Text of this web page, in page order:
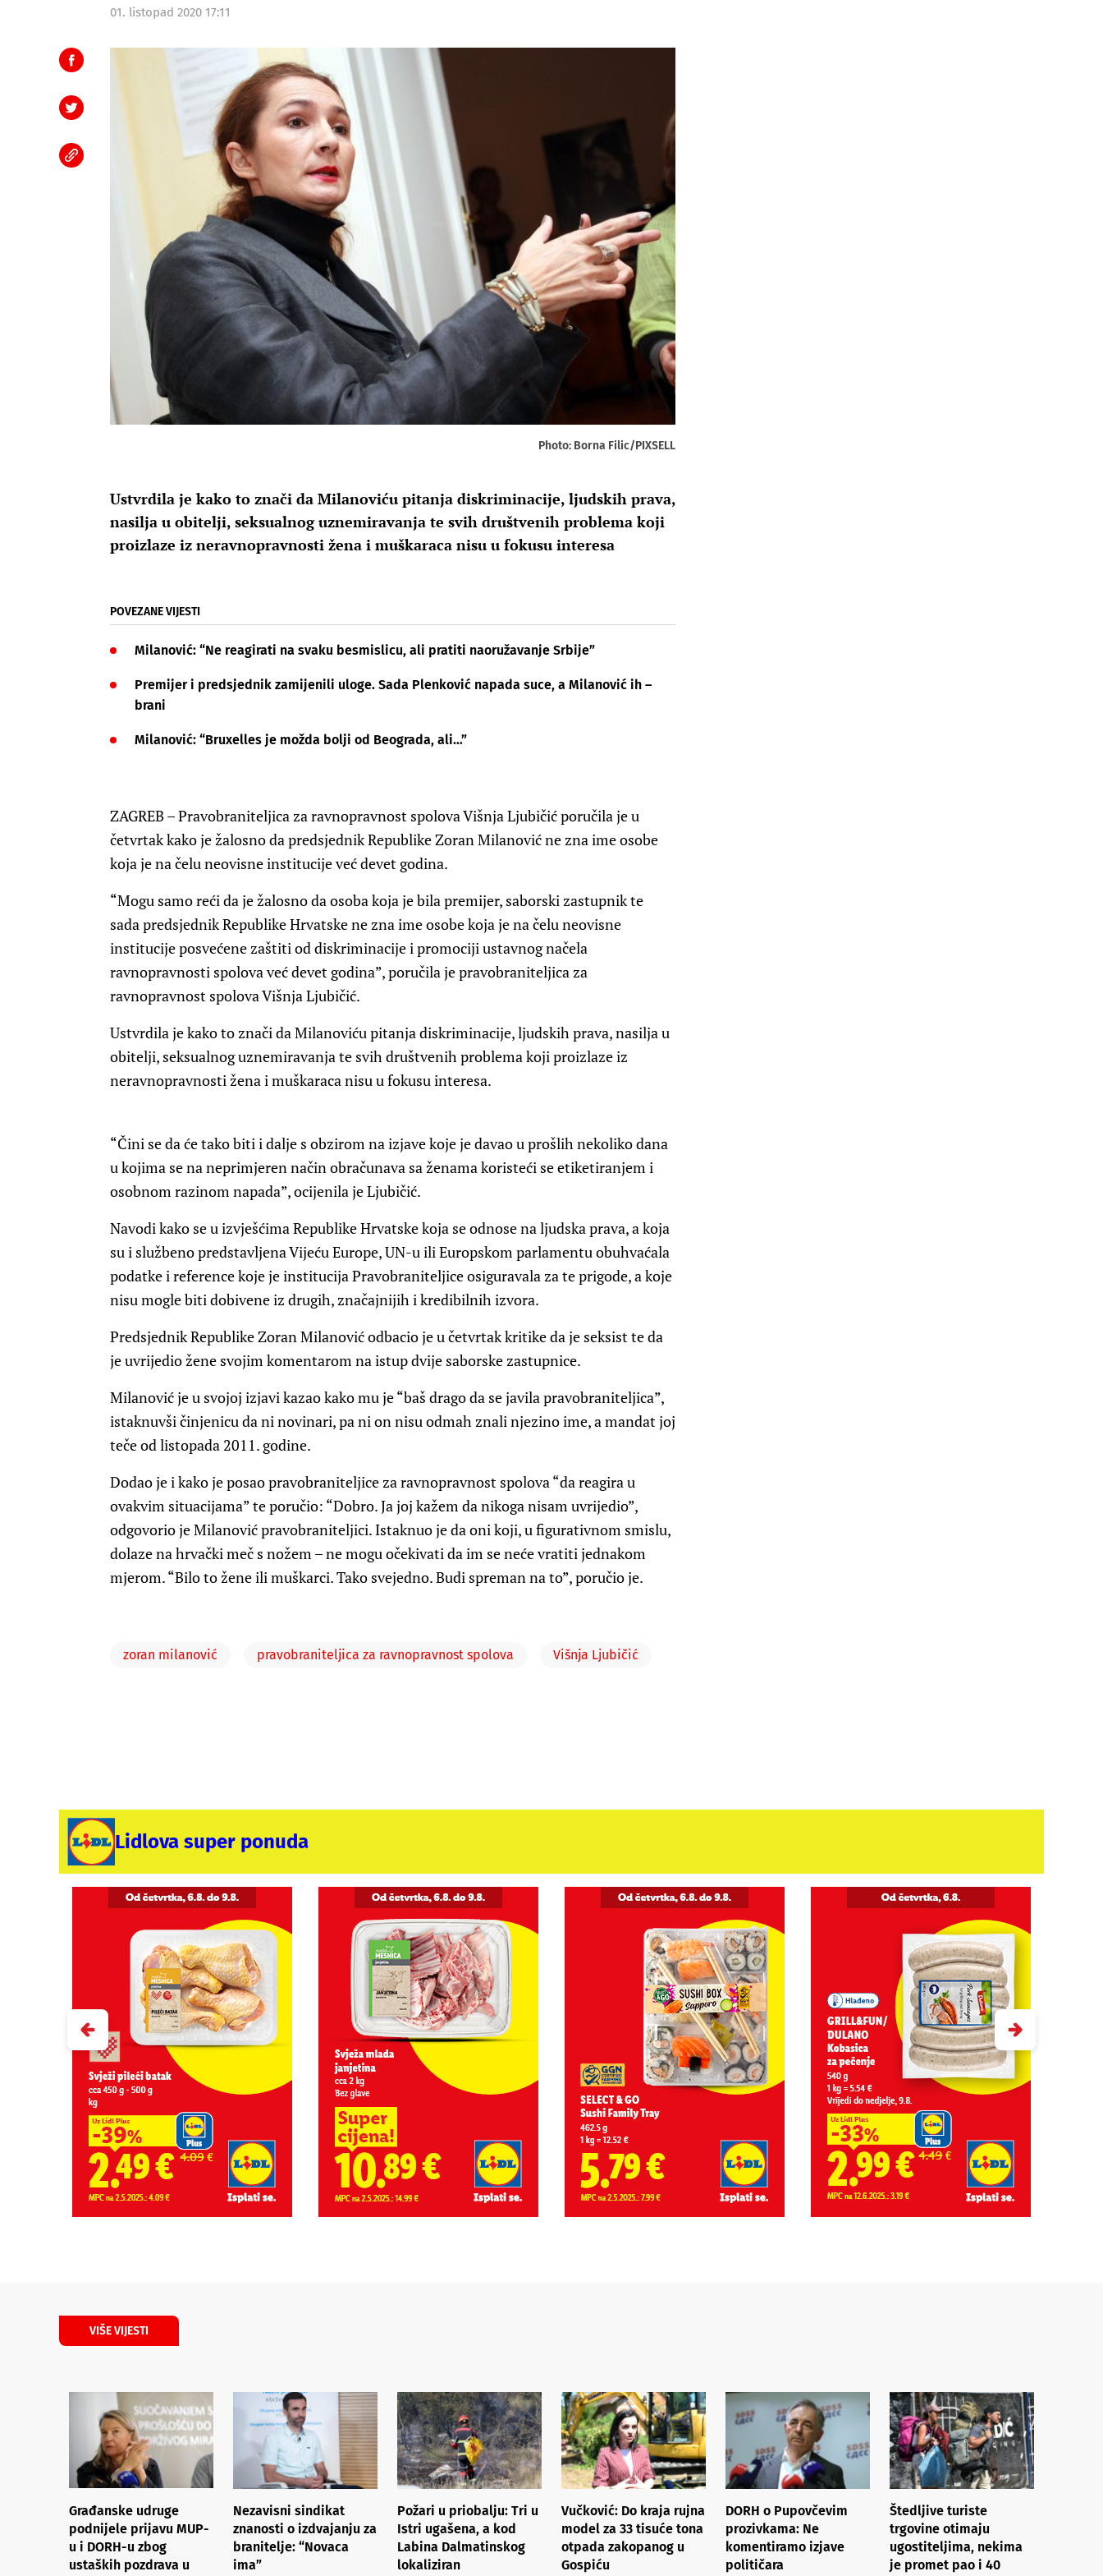
01. listopad 2020 17:11
Photo: Borna Filic/PIXSELL
Ustvrdila je kako to znači da Milanoviću pitanja diskriminacije, ljudskih prava,
nasilja u obitelji, seksualnog uznemiravanja te svih društvenih problema koji
proizlaze iz neravnopravnosti žena i muškaraca nisu u fokusu interesa
POVEZANE VIJESTI
Milanović: “Ne reagirati na svaku besmislicu, ali pratiti naoružavanje Srbije”
Premijer i predsjednik zamijenili uloge. Sada Plenković napada suce, a Milanović ih –
brani
Milanović: “Bruxelles je možda bolji od Beograda, ali…”
ZAGREB – Pravobraniteljica za ravnopravnost spolova Višnja Ljubičić poručila je u
četvrtak kako je žalosno da predsjednik Republike Zoran Milanović ne zna ime osobe
koja je na čelu neovisne institucije već devet godina.
“Mogu samo reći da je žalosno da osoba koja je bila premijer, saborski zastupnik te
sada predsjednik Republike Hrvatske ne zna ime osobe koja je na čelu neovisne
institucije posvećene zaštiti od diskriminacije i promociji ustavnog načela
ravnopravnosti spolova već devet godina”, poručila je pravobraniteljica za
ravnopravnost spolova Višnja Ljubičić.
Ustvrdila je kako to znači da Milanoviću pitanja diskriminacije, ljudskih prava, nasilja u
obitelji, seksualnog uznemiravanja te svih društvenih problema koji proizlaze iz
neravnopravnosti žena i muškaraca nisu u fokusu interesa.
“Čini se da će tako biti i dalje s obzirom na izjave koje je davao u prošlih nekoliko dana
u kojima se na neprimjeren način obračunava sa ženama koristeći se etiketiranjem i
osobnom razinom napada”, ocijenila je Ljubičić.
Navodi kako se u izvješćima Republike Hrvatske koja se odnose na ljudska prava, a koja
su i službeno predstavljena Vijeću Europe, UN-u ili Europskom parlamentu obuhvaćala
podatke i reference koje je institucija Pravobraniteljice osiguravala za te prigode, a koje
nisu mogle biti dobivene iz drugih, značajnijih i kredibilnih izvora.
Predsjednik Republike Zoran Milanović odbacio je u četvrtak kritike da je seksist te da
je uvrijedio žene svojim komentarom na istup dvije saborske zastupnice.
Milanović je u svojoj izjavi kazao kako mu je “baš drago da se javila pravobraniteljica”,
istaknuvši činjenicu da ni novinari, pa ni on nisu odmah znali njezino ime, a mandat joj
teče od listopada 2011. godine.
Dodao je i kako je posao pravobraniteljice za ravnopravnost spolova “da reagira u
ovakvim situacijama” te poručio: “Dobro. Ja joj kažem da nikoga nisam uvrijedio”,
odgovorio je Milanović pravobraniteljici. Istaknuo je da oni koji, u figurativnom smislu,
dolaze na hrvački meč s nožem – ne mogu očekivati da im se neće vratiti jednakom
mjerom. “Bilo to žene ili muškarci. Tako svejedno. Budi spreman na to”, poručio je.
zoran milanović pravobraniteljica za ravnopravnost spolova Višnja Ljubičić
Lidlova super ponuda
VIŠE VIJESTI
Građanske udruge
podnijele prijavu MUP-
u i DORH-u zbog
ustaških pozdrava u
Nezavisni sindikat
znanosti o izdvajanju za
branitelje: “Novaca
ima”
Požari u priobalju: Tri u
Istri ugašena, a kod
Labina Dalmatinskog
lokaliziran
Vučković: Do kraja rujna
model za 33 tisuće tona
otpada zakopanog u
Gospiću
DORH o Pupovčevim
prozivkama: Ne
komentiramo izjave
političara
Štedljive turiste
trgovine otimaju
ugostiteljima, nekima
je promet pao i 40